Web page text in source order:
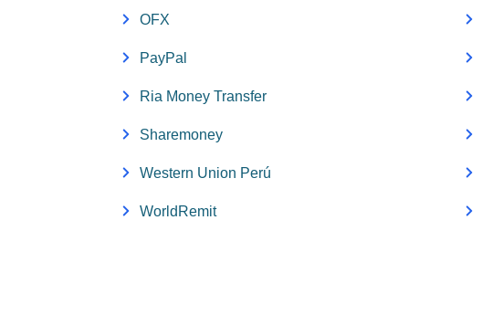
OFX
PayPal
Ria Money Transfer
Sharemoney
Western Union Perú
WorldRemit